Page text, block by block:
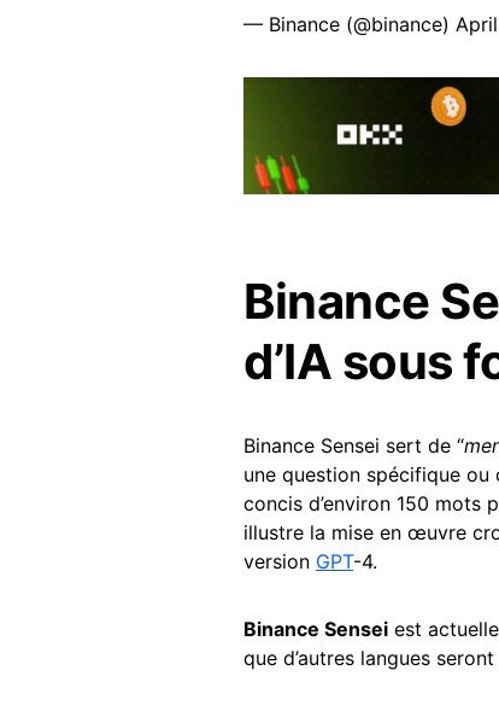
— Binance (@binance)
Binance
d’IA sous
Binance Sensei sert de “
une question spécifique ou
concis d’environ 150 mots
illustre la mise en œuvre
version GPT-4.
Binance Sensei est
que d’autres langues